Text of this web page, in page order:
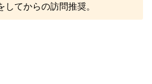
てからの訪問推奨。